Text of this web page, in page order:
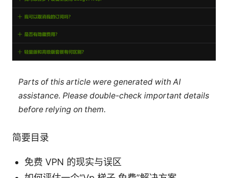
Parts of this article were generated with AI
assistance. Please double-check important details
before relying on them.
简要目录
免费 VPN 的现实与误区